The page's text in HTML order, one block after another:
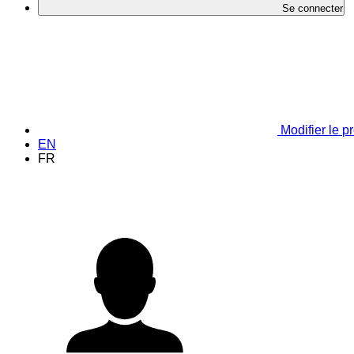
Se connecter
Modifier le
EN
FR